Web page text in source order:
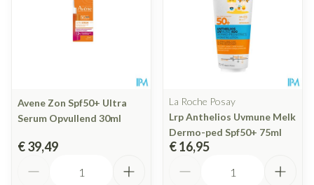
Avene Zon Spf50+ Ultra
Serum Opvullend 30ml
€ 39,49
La Roche Posay
Lrp Anthelios Uvmune Melk
Dermo-ped Spf50+ 75ml
€ 16,95